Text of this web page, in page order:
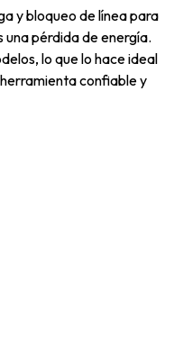
y bloqueo de línea para
pérdida de energía.
lo que lo hace ideal
confiable y